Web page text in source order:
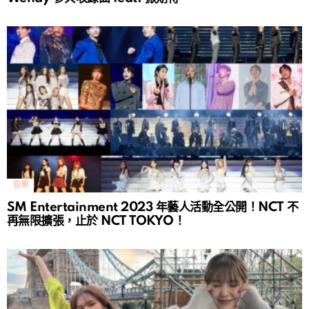
音樂
SM Entertainment 2023 年藝人活動全公開！NCT 不
再無限擴張，止於 NCT TOKYO！